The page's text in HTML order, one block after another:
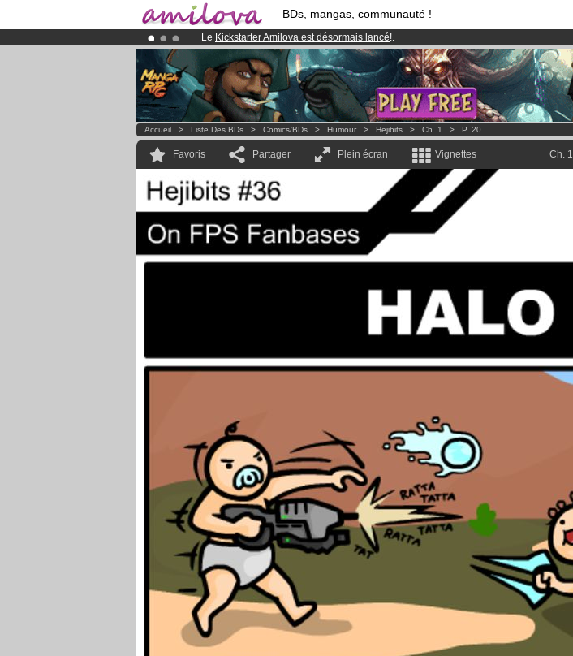
BDs, mangas, communauté !
Le Kickstarter Amilova est désormais lancé!.
Abonnement premium: à partir de3.95 eurospar mois !Clique ici pour t'abonner
Déjà 134393membreset 1208BDs & Mangas!
Accueil > Liste Des BDs > Comics/BDs > Humour > Hejibits > Ch. 1 > P. 20
Favoris Partager Plein écran Vignettes Ch. 1